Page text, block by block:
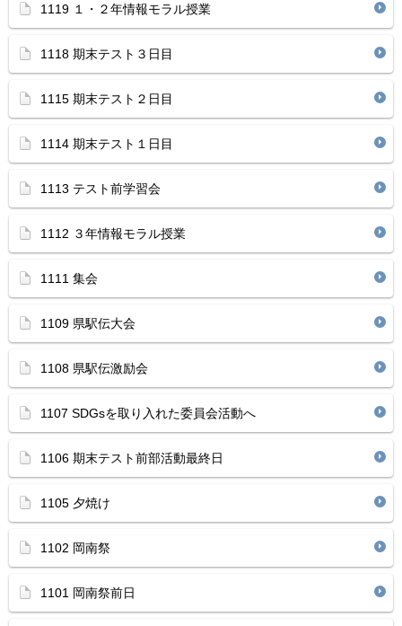
1119 １・２年情報モラル授業
1118 期末テスト３日目
1115 期末テスト２日目
1114 期末テスト１日目
1113 テスト前学習会
1112 ３年情報モラル授業
1111 集会
1109 県駅伝大会
1108 県駅伝激励会
1107 SDGsを取り入れた委員会活動へ
1106 期末テスト前部活動最終日
1105 夕焼け
1102 岡南祭
1101 岡南祭前日